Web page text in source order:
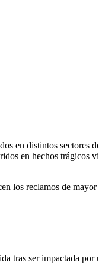
en distintos sectores
en hechos trágicos
los reclamos de
tras ser impactada por